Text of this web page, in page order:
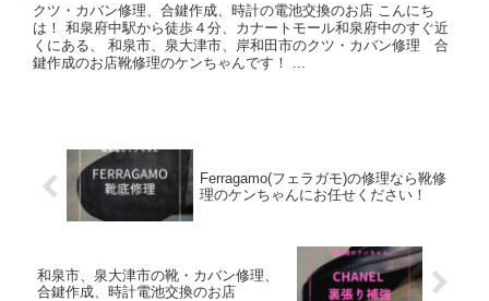
クツ・カバン修理、合鍵作成、時計の電池交換のお店 こんにち
は！ 和泉府中駅から徒歩４分、カナートモール和泉府中のすぐ近
くにある、 和泉市、泉大津市、岸和田市のクツ・カバン修理 合
鍵作成のお店靴修理のケンちゃんです！ ...
Ferragamo(フェラガモ)の修理なら靴修
理のケンちゃんにお任せください！
和泉市、泉大津市の靴・カバン修理、
合鍵作成、時計電池交換のお店